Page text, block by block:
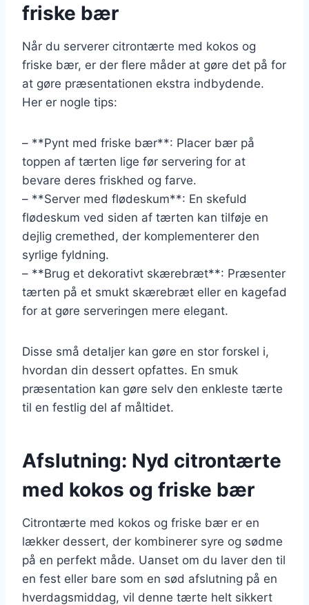
friske bær
Når du serverer citrontærte med kokos og
friske bær, er der flere måder at gøre det på for
at gøre præsentationen ekstra indbydende.
Her er nogle tips:
– **Pynt med friske bær**: Placer bær på
toppen af tærten lige før servering for at
bevare deres friskhed og farve.
– **Server med flødeskum**: En skefuld
flødeskum ved siden af tærten kan tilføje en
dejlig cremethed, der komplementerer den
syrlige fyldning.
– **Brug et dekorativt skærebræt**: Præsenter
tærten på et smukt skærebræt eller en kagefad
for at gøre serveringen mere elegant.
Disse små detaljer kan gøre en stor forskel i,
hvordan din dessert opfattes. En smuk
præsentation kan gøre selv den enkleste tærte
til en festlig del af måltidet.
Afslutning: Nyd citrontærte
med kokos og friske bær
Citrontærte med kokos og friske bær er en
lækker dessert, der kombinerer syre og sødme
på en perfekt måde. Uanset om du laver den til
en fest eller bare som en sød afslutning på en
hverdagsmiddag, vil denne tærte helt sikkert